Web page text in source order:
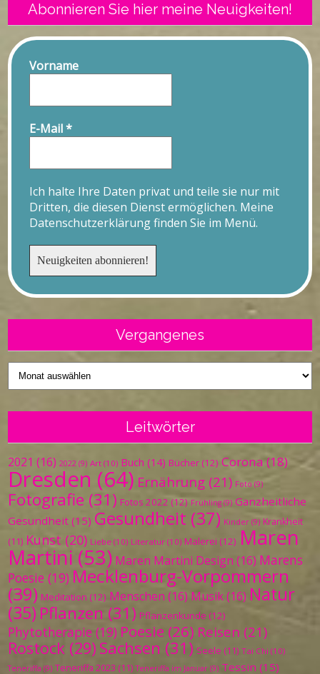
Abonnieren Sie hier meine Neuigkeiten!
Vorname
E-Mail*
Ich halte Ihre Daten privat und teile sie nur mit
Dritten, die diesen Dienst ermöglichen. Meine
Datenschutzerklärung finden Sie im Menü.
Vergangenes
Vergangenes
Leitwörter
2021 (16) 2022 (9) Art (10) Buch (14) Bücher (12) Corona (18)
Dresden (64) Ernährung (21) Foto (9)
Fotografie (31) Fotos 2022 (12) Frühling (9) Ganzheitliche
Gesundheit (15) Gesundheit (37) Kinder (9) Krankheit
(11) Kunst (20) Liebe (10) Literatur (10) Malerei (12) Maren
Martini (53) Maren Martini Design (16) Marens
Poesie (19) Mecklenburg-Vorpommern
(39) Meditation (12) Menschen (16) Musik(16) Natur
(35) Pflanzen (31) Pflanzenkunde (12)
Phytotherapie (19) Poesie (26) Reisen (21)
Rostock (29) Sachsen (31) Seele (11) Tai Chi (10)
Teneriffa (9) Teneriffa 2023 (11) Teneriffa im Januar (9) Tessin (15)